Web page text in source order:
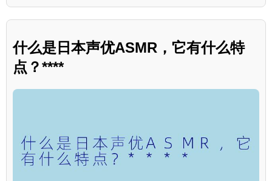
什么是日本声优ASMR，它有什么特
点？****